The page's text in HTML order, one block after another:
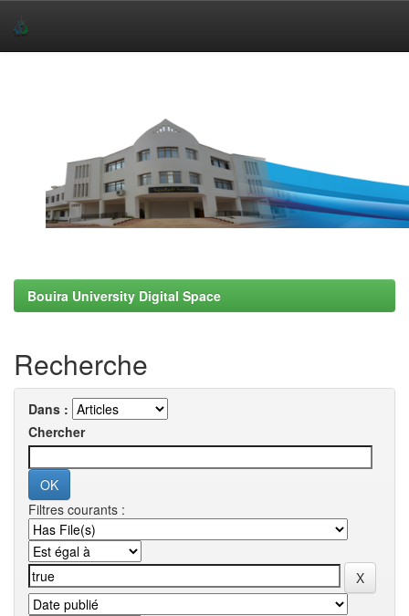
Bouira University Digital Space
Recherche
Dans :
Chercher
Filtres courants :